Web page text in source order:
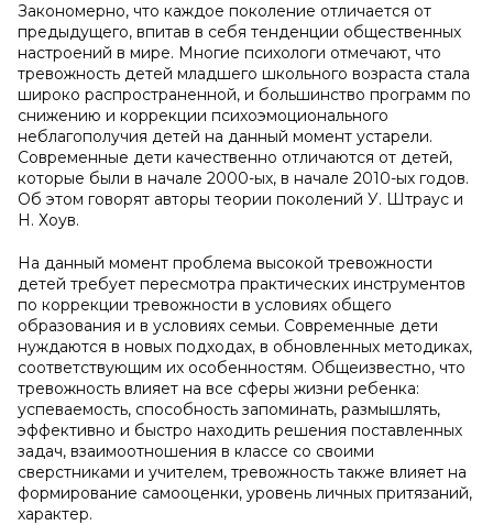
Закономерно, что каждое поколение отличается от
предыдущего, впитав в себя тенденции общественных
настроений в мире. Многие психологи отмечают, что
тревожность детей младшего школьного возраста стала
широко распространенной, и большинство программ по
снижению и коррекции психоэмоционального
неблагополучия детей на данный момент устарели.
Современные дети качественно отличаются от детей,
которые были в начале 2000-ых, в начале 2010-ых годов.
Об этом говорят авторы теории поколений У. Штраус и
Н. Хоув.
На данный момент проблема высокой тревожности
детей требует пересмотра практических инструментов
по коррекции тревожности в условиях общего
образования и в условиях семьи. Современные дети
нуждаются в новых подходах, в обновленных методиках,
соответствующим их особенностям. Общеизвестно, что
тревожность влияет на все сферы жизни ребенка:
успеваемость, способность запоминать, размышлять,
эффективно и быстро находить решения поставленных
задач, взаимоотношения в классе со своими
сверстниками и учителем, тревожность также влияет на
формирование самооценки, уровень личных притязаний,
характер.